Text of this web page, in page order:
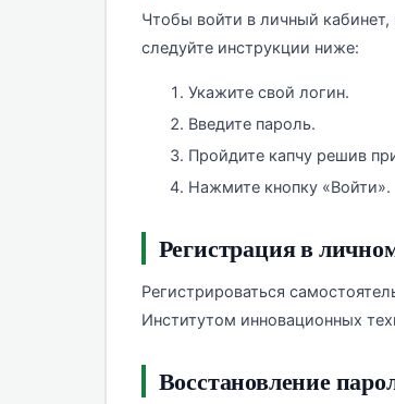
Чтобы войти в личный кабинет,
следуйте инструкции ниже:
Укажите свой логин.
Введите пароль.
Пройдите капчу решив
Нажмите кнопку «Войти».
Регистрация в
Регистрироваться
Институтом инновационных
Восстановление